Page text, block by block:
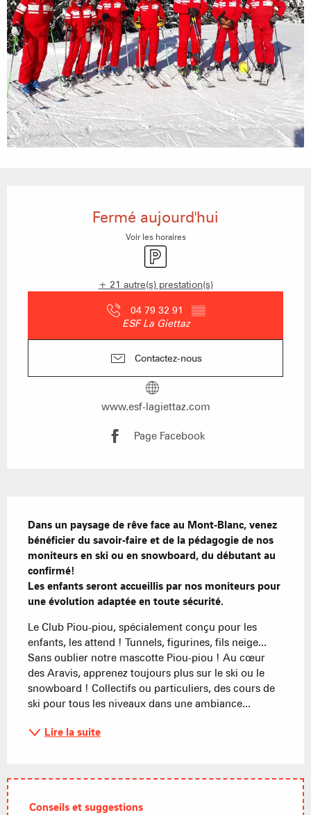
Fermé aujourd'hui
Voir les horaires
Parking
+ 21 autre(s) prestation(s)
04 79 32 91 ▒▒
ESF La Giettaz
Contactez-nous
www.esf-lagiettaz.com
Page Facebook
Dans un paysage de rêve face au Mont-Blanc, venez
bénéficier du savoir-faire et de la pédagogie de nos
moniteurs en ski ou en snowboard, du débutant au
confirmé!
Les enfants seront accueillis par nos moniteurs pour
une évolution adaptée en toute sécurité.
Le Club Piou-piou, spécialement conçu pour les
enfants, les attend ! Tunnels, figurines, fils neige...
Sans oublier notre mascotte Piou-piou ! Au cœur
des Aravis, apprenez toujours plus sur le ski ou le
snowboard ! Collectifs ou particuliers, des cours de
ski pour tous les niveaux dans une ambiance...
Lire la suite
Conseils et suggestions